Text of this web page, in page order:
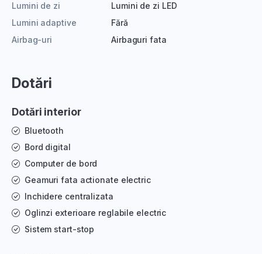
Lumini de zi
Lumini de zi LED
Lumini adaptive
Fără
Airbag-uri
Airbaguri fata
Dotări
Dotări interior
Bluetooth
Bord digital
Computer de bord
Geamuri fata actionate electric
Inchidere centralizata
Oglinzi exterioare reglabile electric
Sistem start-stop